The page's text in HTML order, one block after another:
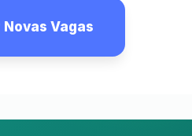
Novas Vagas